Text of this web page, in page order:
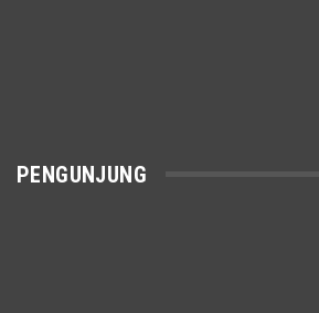
PENGUNJUNG